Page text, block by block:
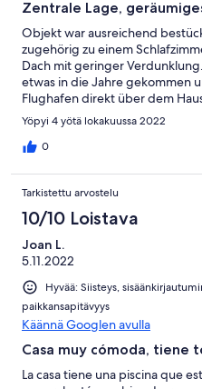
Zentrale Lage,
Objekt war ausreichend
zugehörig zu einem
Dach mit geringer
etwas in die Jahre gekommen
Flughafen direkt über dem
und in ca 20 Minuten fußläufig
erreichbar.
Yöpyi 4 yötä lokakuussa 2022
0
Tarkistettu arvostelu
10/10 Loistava
Joan L.
5.11.2022
Hyvää: Siisteys,
paikkansapitävyys
Käännä Googlen avulla
Casa muy cómoda, tiene
La casa tiene una piscina que